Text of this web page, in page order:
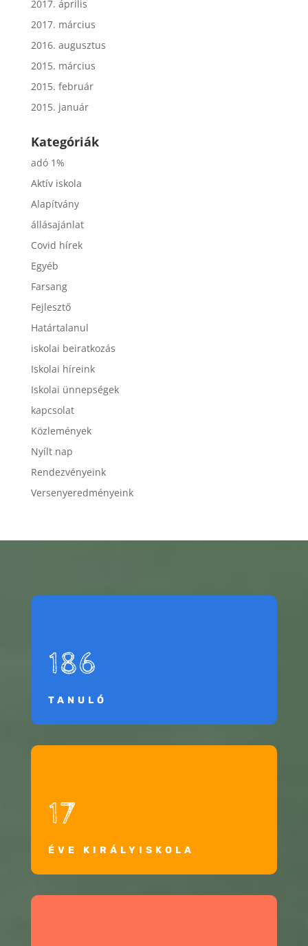
2017. április
2017. március
2016. augusztus
2015. március
2015. február
2015. január
Kategóriák
adó 1%
Aktív iskola
Alapítvány
állásajánlat
Covid hírek
Egyéb
Farsang
Fejlesztő
Határtalanul
iskolai beiratkozás
Iskolai híreink
Iskolai ünnepségek
kapcsolat
Közlemények
Nyílt nap
Rendezvényeink
Versenyeredményeink
186
TANULÓ
17
ÉVE KIRÁLYISKOLA